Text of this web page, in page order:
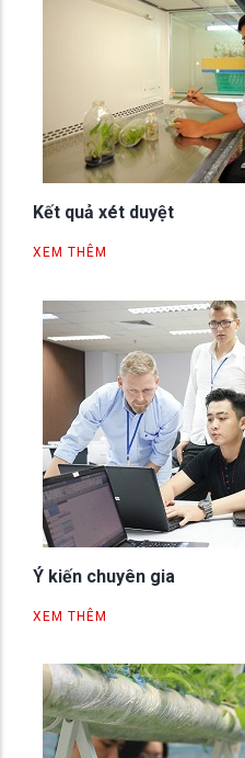
Kết quả xét duyệt
XEM THÊM
Ý kiến chuyên gia
XEM THÊM